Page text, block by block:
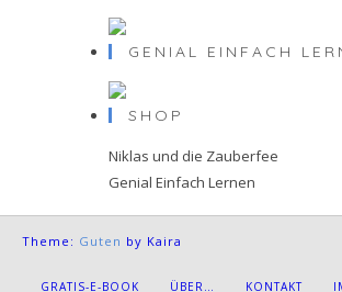
GENIAL EINFACH
SHOP
Niklas und die Zauberfee
Genial Einfach Lernen
Theme: Guten by Kaira
GRATIS-E-BOOK ÜBER… KONTAKT